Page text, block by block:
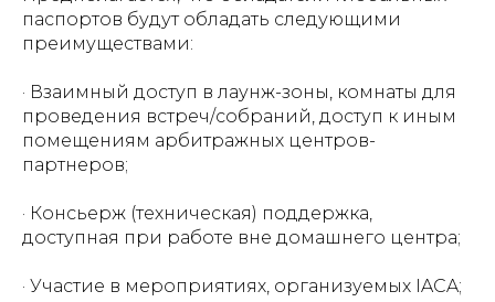
паспортов будут обладать следующими
преимуществами:
· Взаимный доступ в лаунж-зоны, комнаты для
проведения встреч/собраний, доступ к иным
помещениям арбитражных центров-
партнеров;
· Консьерж (техническая) поддержка,
доступная при работе вне домашнего центра;
· Участие в мероприятиях, организуемых IACA;